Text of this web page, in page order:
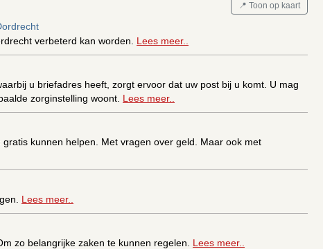
📍 Toon op kaart
verbeterd kan worden. Lees meer..
u briefadres heeft, zorgt ervoor dat uw post bij u komt. U mag
zorginstelling woont. Lees meer..
kunnen helpen. Met vragen over geld. Maar ook met
Lees meer..
zo belangrijke zaken te kunnen regelen. Lees meer..